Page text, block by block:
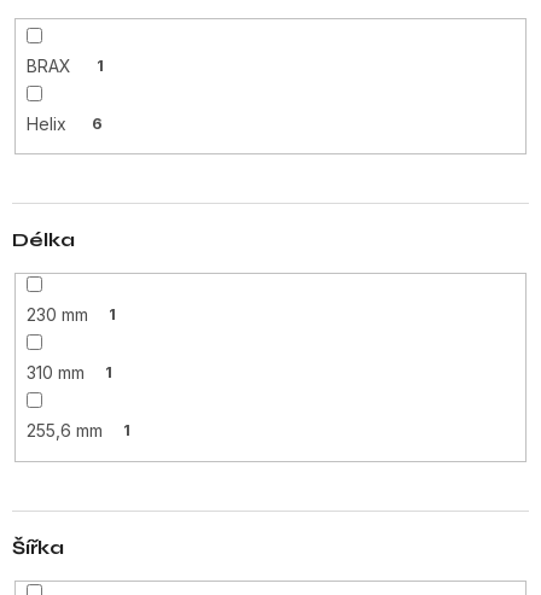
BRAX 1
Helix 6
Délka
230 mm 1
310 mm 1
255,6 mm 1
Šířka